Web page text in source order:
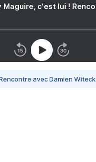
c'est lui !
avec Damien